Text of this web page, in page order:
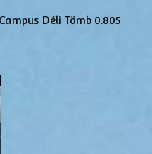
Déli Tömb 0.805